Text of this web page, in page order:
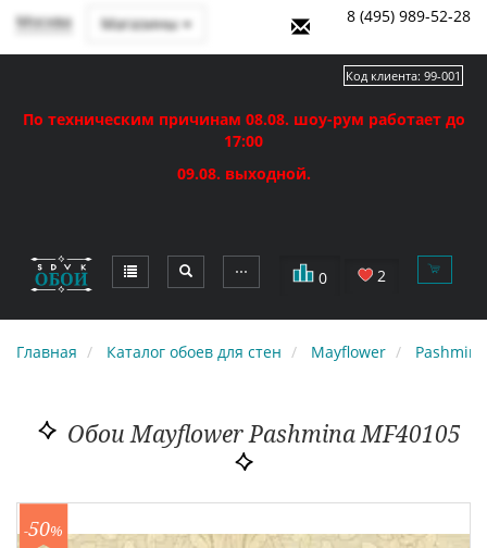
Москва Магазины 8 (495) 989-52-28
По техническим причинам 08.08. шоу-рум работает до
17:00
09.08. выходной.
⋯ 0 2
Код клиента: 99-001
Главная Каталог обоев для стен Mayflower Pashmina
Обои Mayflower Pashmina MF40105
-50%